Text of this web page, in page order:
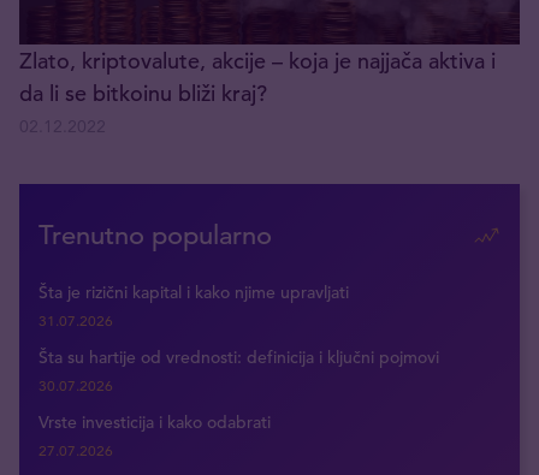
Zlato, kriptovalute, akcije – koja je najjača aktiva i
da li se bitkoinu bliži kraj?
Trenutno popularno
Šta je rizični kapital i kako njime upravljati
31.07.2026
Šta su hartije od vrednosti: definicija i ključni pojmovi
30.07.2026
Vrste investicija i kako odabrati
27.07.2026